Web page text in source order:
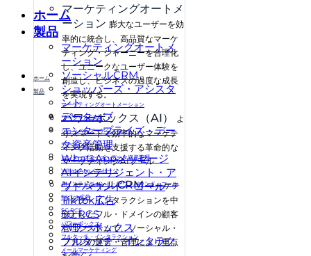
マーケティングオートメ
ーション 膨大なユーザーを効
率的に統合し、高品質なマーケ
ティング・ジャーニーを合理化
し、ユニークなユーザー体験を
創造し、ビジネスの過度な成長
を実現する。
パワーボックス（AI）
よ
りスマートで効率的なマーケテ
ィング活動を支援する革命的な
マーケティングAIツール
ソーシャルCRM マーケテ
ィング・インタラクションを中
心としたフル・ドメインの顧客
管理システムで、ソーシャル・
ファンの運営・管理により重点
ホーム
製品
マーケティングオートメ
ーション
ソーシャルCRM
ショッパーズ・アシスタ
ント
データハブ
エンタープライズ・デー
タ資産管理
WhatsAppメッセージ
AIインテリジェント・ア
ウトバウンド・コール
TikTok広告
5G RCS
パワーボックス
フルタッチ・インタラク
ホーム
製品
マーケティングオートメーション
ソーシャルCRM
ショッパーズ・アシスタント
データハブ
エンタープライズ・データ資産管理
WhatsAppメッセージ
AIインテリジェント・アウトバウンド・コール
TikTok広告
5G RCS
パワーボックス
フルタッチ・インタラクション
メールマーケティング